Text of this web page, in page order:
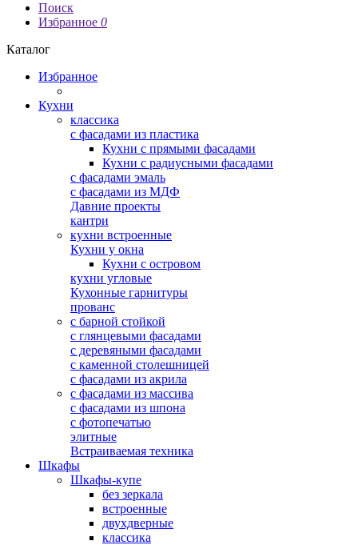
Поиск
Избранное 0
Каталог
Избранное
Кухни
классика
с фасадами из пластика
Кухни с прямыми фасадами
Кухни с радиусными фасадами
с фасадами эмаль
с фасадами из МДФ
Давние проекты
кантри
кухни встроенные
Кухни у окна
Кухни с островом
кухни угловые
Кухонные гарнитуры
прованс
с барной стойкой
с глянцевыми фасадами
с деревяными фасадами
с каменной столешницей
с фасадами из акрила
с фасадами из массива
с фасадами из шпона
с фотопечатью
элитные
Встраиваемая техника
Шкафы
Шкафы-купе
без зеркала
встроенные
двухдверные
классика